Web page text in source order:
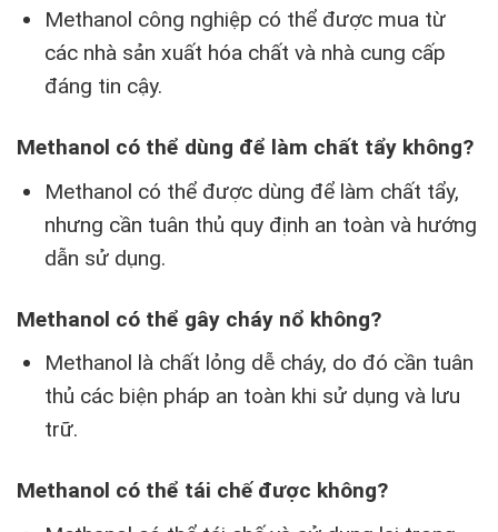
Methanol công nghiệp có thể được mua từ
các nhà sản xuất hóa chất và nhà cung cấp
đáng tin cậy.
Methanol có thể dùng để làm chất tẩy không?
Methanol có thể được dùng để làm chất tẩy,
nhưng cần tuân thủ quy định an toàn và hướng
dẫn sử dụng.
Methanol có thể gây cháy nổ không?
Methanol là chất lỏng dễ cháy, do đó cần tuân
thủ các biện pháp an toàn khi sử dụng và lưu
trữ.
Methanol có thể tái chế được không?